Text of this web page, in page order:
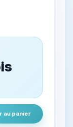
au panier